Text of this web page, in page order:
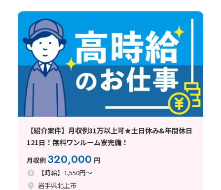
【紹介案件】月収例31万以上可★土日休み&年間休日
121日！無料ワンルーム寮完備！
月収例 320,000 円
【時給】1,550円～
岩手県北上市